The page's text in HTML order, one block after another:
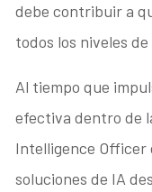
debe contribuir a
todos los niveles
Al tiempo que
efectiva dentro de
Intelligence Officer
soluciones de IA